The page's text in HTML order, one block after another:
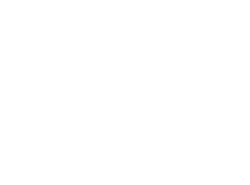
incaltaminte, coafuri, tunsori, desene de